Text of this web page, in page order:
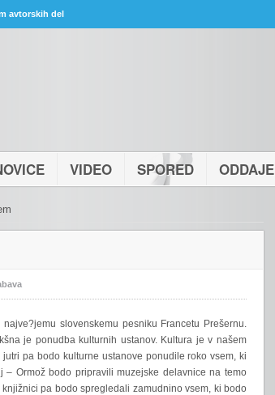
avtorskih del
VIDEO SPORED ODDAJE
slovenskemu pesniku Francetu Prešernu.
je ponudba kulturnih ustanov. Kultura je v našem
pa bodo kulturne ustanove ponudile roko vsem, ki
Ormož bodo pripravili muzejske delavnice na temo
pa bodo spregledali zamudnino vsem, ki bodo